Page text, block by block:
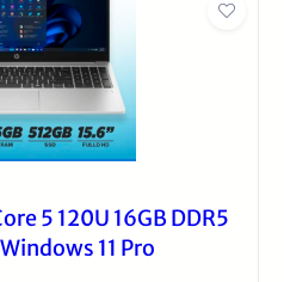
5 120U 16GB DDR5
11 Pro